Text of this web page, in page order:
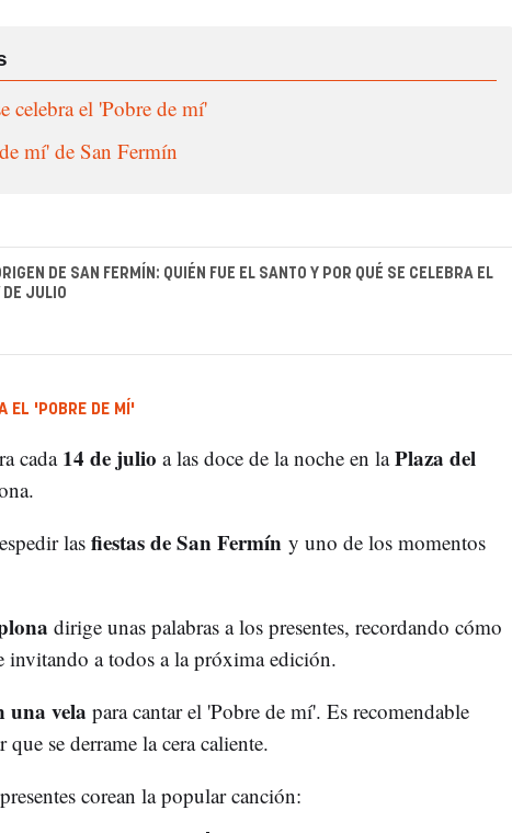
celebra el 'Pobre de mí'
mí' de San Fermín
DE SAN FERMÍN: QUIÉN FUE EL SANTO Y POR QUÉ SE CELEBRA EL
DE JULIO
EL 'POBRE DE MÍ'
cada14 de julio a las doce de la noche en laPlaza del
lasfiestas de San Fermín y uno de los momentos
dirige unas palabras a los presentes, recordando cómo
invitando a todos a la próxima edición.
una vela para cantar el 'Pobre de mí'. Es recomendable
se derrame la cera caliente.
corean la popular canción: